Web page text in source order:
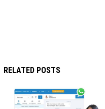
RELATED POSTS